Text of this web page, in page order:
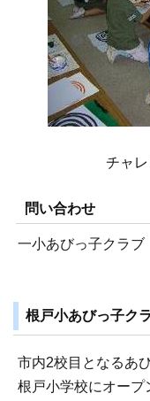
チャレ
問い合わせ
一小あびっ子クラ
根戸小あびっ子ク
市内2校目となるあ
根戸小学校にオープ